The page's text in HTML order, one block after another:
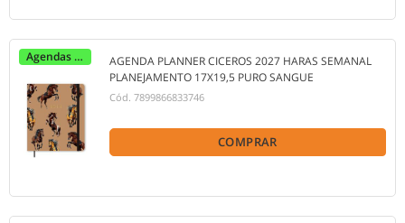
Agendas 2027
AGENDA PLANNER CICEROS 2027 HARAS SEMANAL
PLANEJAMENTO 17X19,5 PURO SANGUE
Cód. 7899866833746
COMPRAR